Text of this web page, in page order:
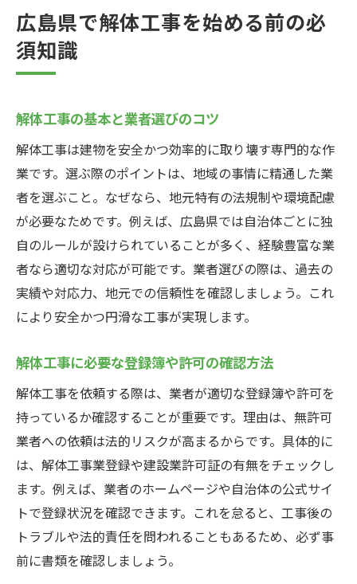
広島県で解体工事を依頼する際の注意点
専門家が解説する解体工事の基本手順
解体工事の流れと必要な届け出の進め方
解体工事の業者選びと契約前の確認事項
解体工事でトラブルを防ぐためのポイント
解体工事の登録簿や許可取得の大切さ
安心して解体工事を進めるためのチェック
リスト
解体工事なら広島県特有の注意点も理解を
広島県の解体工事で気をつける法規制
解体工事に必要な広島県の独自ルールとは
広島県で解体工事業者を選ぶ際の注意点
地域特有の解体工事トラブル事例と回避策
広島県の解体業登録簿の確認ポイント
解体工事で広島県に必要な届け出の流れ
安全な解体工事を実現するためのポイント
解体工事の安全対策と現場管理の基本
解体工事で必要な許可と登録簿の重要性
解体工事で近隣へ配慮すべき理由と方法
解体工事の安全を守るためのチェック項目
広島県で解体工事を始める前の必
須知識
解体工事の基本と業者選びのコツ
解体工事は建物を安全かつ効率的に取り壊す専門的な作
業です。選ぶ際のポイントは、地域の事情に精通した業
者を選ぶこと。なぜなら、地元特有の法規制や環境配慮
が必要なためです。例えば、広島県では自治体ごとに独
自のルールが設けられていることが多く、経験豊富な業
者なら適切な対応が可能です。業者選びの際は、過去の
実績や対応力、地元での信頼性を確認しましょう。これ
により安全かつ円滑な工事が実現します。
解体工事に必要な登録簿や許可の確認方法
解体工事を依頼する際は、業者が適切な登録簿や許可を
持っているか確認することが重要です。理由は、無許可
業者への依頼は法的リスクが高まるからです。具体的に
は、解体工事業登録や建設業許可証の有無をチェックし
ます。例えば、業者のホームページや自治体の公式サイ
トで登録状況を確認できます。これを怠ると、工事後の
トラブルや法的責任を問われることもあるため、必ず事
前に書類を確認しましょう。